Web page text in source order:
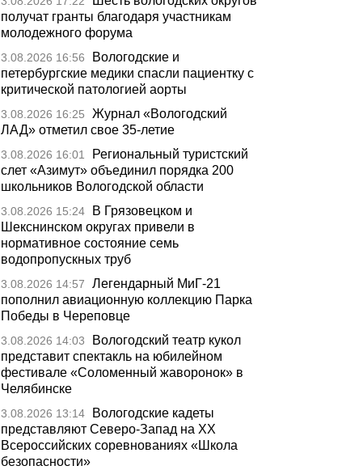
получат гранты благодаря участникам
молодежного форума
3.08.2026 16:56
Вологодские и
петербургские медики спасли пациентку с
критической патологией аорты
3.08.2026 16:25
Журнал «Вологодский
ЛАД» отметил свое 35-летие
3.08.2026 16:01
Региональный туристский
слет «Азимут» объединил порядка 200
школьников Вологодской области
3.08.2026 15:24
В Грязовецком и
Шекснинском округах привели в
нормативное состояние семь
водопропускных труб
3.08.2026 14:57
Легендарный МиГ-21
пополнил авиационную коллекцию Парка
Победы в Череповце
3.08.2026 14:03
Вологодский театр кукол
представит спектакль на юбилейном
фестивале «Соломенный жаворонок» в
Челябинске
3.08.2026 13:14
Вологодские кадеты
представляют Северо-Запад на XX
Всероссийских соревнованиях «Школа
безопасности»